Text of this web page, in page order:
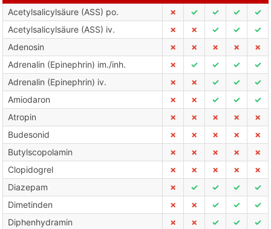
Acetylsalicylsäure (ASS) po.
✗ ✓ ✓ ✓
✓
Acetylsalicylsäure (ASS) iv.
✗ ✗ ✓ ✓
✓
Adenosin
✗ ✗ ✗ ✗
✗
Adrenalin (Epinephrin) im./inh.
✗ ✓ ✓ ✓
✓
Adrenalin (Epinephrin) iv.
✗ ✗ ✓ ✓
✓
Amiodaron
✗ ✗ ✓ ✓
✓
Atropin
✗ ✗ ✗ ✗
✗
Budesonid
✗ ✗ ✗ ✗
✗
Butylscopolamin
✗ ✗ ✗ ✗
✗
Clopidogrel
✗ ✗ ✗ ✗
✗
Diazepam
✗ ✓ ✓ ✓
✓
Dimetinden
✗ ✗ ✓ ✓
✓
Diphenhydramin
✗ ✗ ✓ ✓
✓